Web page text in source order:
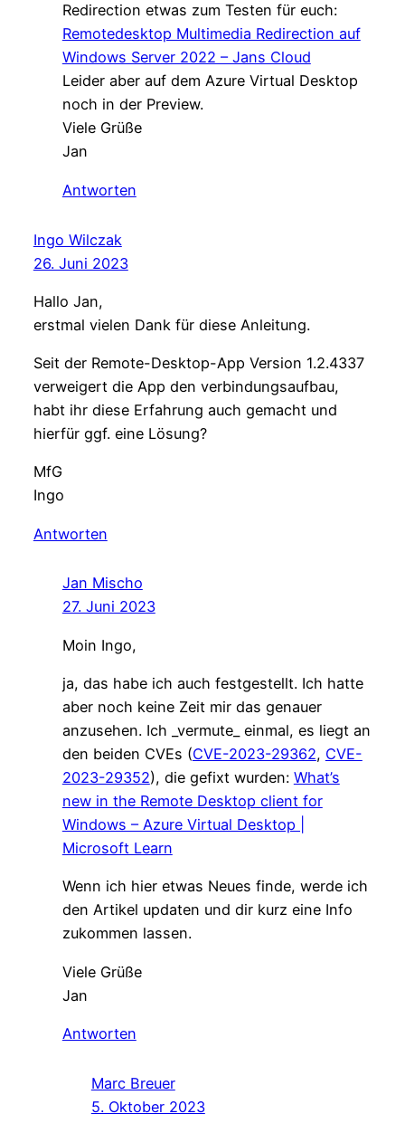
Redirection etwas zum Testen für euch:
Remotedesktop Multimedia Redirection auf
Windows Server 2022 – Jans Cloud
Leider aber auf dem Azure Virtual Desktop
noch in der Preview.
Viele Grüße
Jan
Antworten
Ingo Wilczak
26. Juni 2023
Hallo Jan,
erstmal vielen Dank für diese Anleitung.
Seit der Remote-Desktop-App Version 1.2.4337
verweigert die App den verbindungsaufbau,
habt ihr diese Erfahrung auch gemacht und
hierfür ggf. eine Lösung?
MfG
Ingo
Antworten
Jan Mischo
27. Juni 2023
Moin Ingo,
ja, das habe ich auch festgestellt. Ich hatte
aber noch keine Zeit mir das genauer
anzusehen. Ich _vermute_ einmal, es liegt an
den beiden CVEs (CVE-2023-29362, CVE-
2023-29352), die gefixt wurden: What’s
new in the Remote Desktop client for
Windows – Azure Virtual Desktop |
Microsoft Learn
Wenn ich hier etwas Neues finde, werde ich
den Artikel updaten und dir kurz eine Info
zukommen lassen.
Viele Grüße
Jan
Antworten
Marc Breuer
5. Oktober 2023